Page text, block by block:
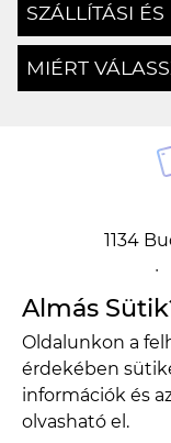
SZÁLLÍTÁSI
MIÉRT
1134
1134
Almás
Oldalunkon a
érdekében
információk és
olvasható el.